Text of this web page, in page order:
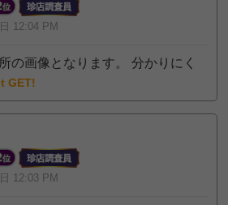
位
12:04 PM
の画像となります。 分かりにく
GET!
位
12:03 PM